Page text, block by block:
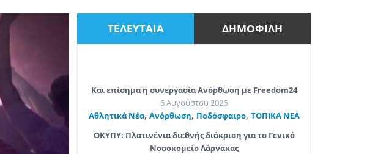
ΤΕΛΕΥΤΑΙΑ ΔΗΜΟΦΙΛΗ
Και επίσημα η συνεργασία Ανόρθωση με Freedom24
6 Αυγούστου 2026
Αθλητικά Νέα, Ανόρθωση, Ποδόσφαιρο, ΤΟΠΙΚΑ ΝΕΑ
ΟΚΥΠΥ: Πλατινένια διεθνής διάκριση για το Γενικό
Νοσοκομείο Λάρνακας